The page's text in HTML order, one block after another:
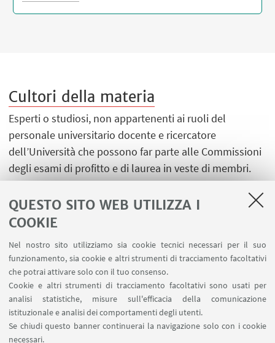
QUESTO SITO WEB UTILIZZA I
COOKIE
Nel nostro sito utilizziamo sia cookie tecnici necessari per il suo
funzionamento, sia cookie e altri strumenti di tracciamento facoltativi
che potrai attivare solo con il tuo consenso.
Cookie e altri strumenti di tracciamento facoltativi sono usati per
analisi statistiche, misure sull'efficacia della comunicazione
istituzionale e analisi dei comportamenti degli utenti.
Se chiudi questo banner continuerai la navigazione solo con i cookie
necessari.
Cultori della materia
Esperti o studiosi, non appartenenti ai ruoli del
personale universitario docente e ricercatore
dell’Università che possono far parte alle Commissioni
degli esami di profitto e di laurea in veste di membri.
LINK UTILI
Area riservata
Prenotazione auto e sale DIN
Prenotazione auto UNIBO
Prenotazione auto Ingegneria